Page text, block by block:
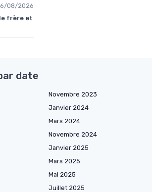
08/2026
frère et
date
Novembre 2023
Janvier 2024
Mars 2024
Novembre 2024
Janvier 2025
Mars 2025
Mai 2025
Juillet 2025